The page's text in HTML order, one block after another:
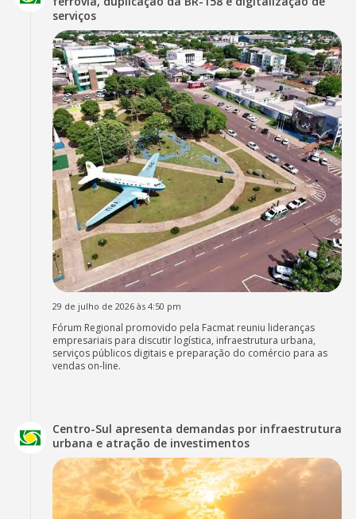
serviços
29 de julho de 2026 às 4:50 pm
Fórum Regional promovido pela Facmat reuniu lideranças
empresariais para discutir logística, infraestrutura urbana,
serviços públicos digitais e preparação do comércio para as
vendas on-line.
Centro-Sul apresenta demandas por infraestrutura
urbana e atração de investimentos